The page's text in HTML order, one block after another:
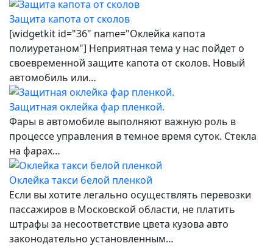
Защита капота от сколов
[widgetkit id="36" name="Оклейка капота
полиуретаном"] Неприятная тема у нас пойдет о
своевременной защите капота от сколов. Новый
автомобиль или…
Защитная оклейка фар пленкой.
Фары в автомобиле выполняют важную роль в
процессе управления в темное время суток. Стекла
на фарах…
Оклейка такси белой пленкой
Если вы хотите легально осуществлять перевозки
пассажиров в Московской области, не платить
штрафы за несоответствие цвета кузова авто
законодательно установленным…